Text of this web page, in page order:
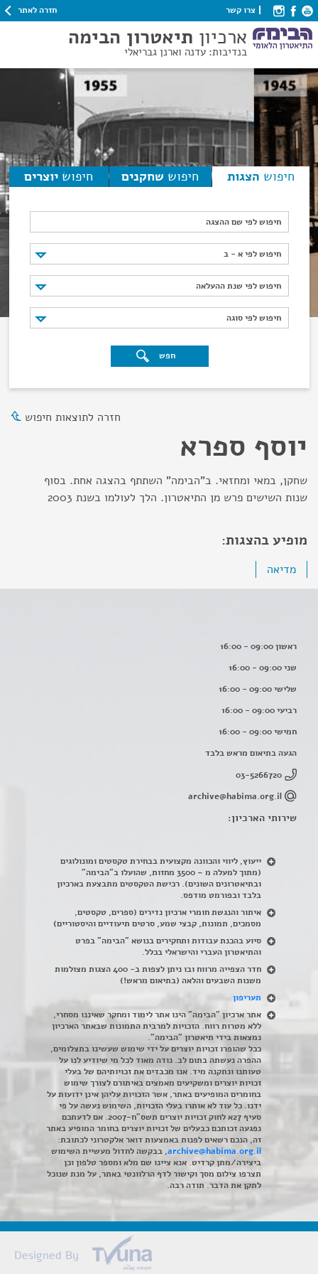
צרו קשר חזרה לאתר
ארכיון תיאטרון הבימה
בנדיבות: עדנה וארנן גבריאלי
חיפוש הצגות חיפוש שחקנים חיפוש יוצרים
חיפוש לפי שם ההצגה
חיפוש לפי א - ב
חיפוש לפי א - ב
חיפוש לפי שנת ההעלאה
חיפוש לפי שנת ההעלאה
חיפוש לפי סוגה
חיפוש לפי סוגה
חפש
חזרה לתוצאות חיפוש
יוסף ספרא
שחקן, במאי ומחזאי. ב"הבימה" השתתף בהצגה אחת. בסוף
שנות השישים פרש מן התיאטרון. הלך לעולמו בשנת 2003
מופיע בהצגות:
מדיאה
ראשון 09:00 - 16:00
שני 09:00 - 16:00
שלישי 09:00 - 16:00
רביעי 09:00 - 16:00
חמישי 09:00 - 16:00
הגעה בתיאום מראש בלבד
03-5266720
archive@habima.org.il
שירותי הארכיון:
ייעוץ, ליווי והכוונה מקצועית בבחירת טקסטים ומונולוגים
(מתוך למעלה מ – 3500 מחזות, שהועלו ב"הבימה"
ובתיאטרונים השונים). רכישת הטקסטים מתבצעת בארכיון
בלבד ובפורמט מודפס.
איתור והנגשת חומרי ארכיון נדירים (ספרים, טקסטים,
מסמכים, תמונות, קבצי שמע, סרטים תיעודיים והיסטוריים)
סיוע בהכנת עבודות ותחקירים בנושא "הבימה" בפרט
והתיאטרון העברי והישראלי בכלל.
חדר הצפייה מרווח ובו ניתן לצפות ב- 400 הצגות מצולמות
משנות השבעים והלאה (בתיאום מראש!)
תעריפון
אתר ארכיון "הבימה" הינו אתר לימוד ומחקר שאיננו מסחרי,
ללא מטרות רווח. הזכויות למרבית התמונות שבאתר הארכיון
נמצאות בידי תיאטרון "הבימה".
ככל שהופרו זכויות יוצרים על ידי שימוש שעשינו בתצלומים,
ההפרה נעשתה בתום לב. נודה מאוד לכל מי שיודיע לנו על
טעותנו ונתקנה מיד. אנו מכבדים את זכויותיהם של בעלי
זכויות יוצרים ומשקיעים מאמצים באיתורם לצורך שימוש
בחומרים המופיעים באתר, אשר הזכויות עליהן אינן ידועות על
ידנו. כל עוד לא אותרו בעלי הזכויות, השימוש נעשה על פי
סעיף 27א לחוק זכויות יוצרים תשס"ח-2007. אם לדעתכם
נפגעה זכותכם כבעלים של זכויות יוצרים בחומר המופיע באתר
זה, הנכם רשאים לפנות באמצעות דואר אלקטרוני לכתובת:
archive@habima.org.il, בבקשה לחדול מעשיית השימוש
ביצירה/מתן קרדיט. אנא ציינו שם מלא ומספר טלפון וכן
תצרפו צילום מסך וקישור לדף הרלוונטי באתר, על מנת שנוכל
לתקן את הדבר. תודה רבה.
Designed By